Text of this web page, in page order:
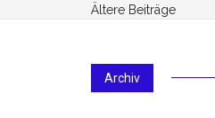
Beitrags-
Ältere Beiträge
Archiv